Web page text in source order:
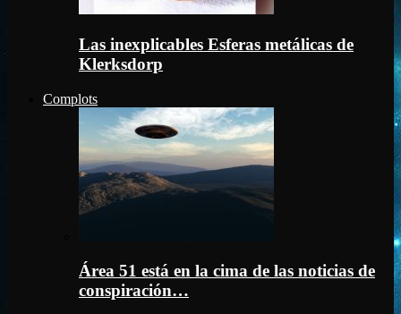
Las inexplicables Esferas metálicas de
Klerksdorp
Complots
Área 51 está en la cima de las noticias de
conspiración…